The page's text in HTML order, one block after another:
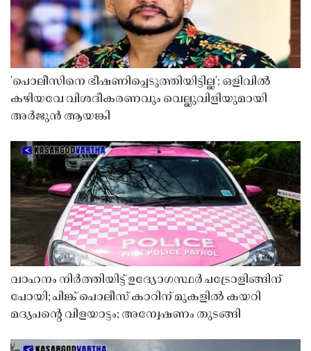
'പൊലീസിനെ ഭീഷണിപ്പെടുത്തിയിട്ടില്ല'; ഒളിവിൽ
കഴിയവേ വിശദീകരണവും വെല്ലുവിളിയുമായി
അർജുൻ ആയങ്കി
വാഹനം നിർത്തിയിട്ട് ഉദ്യോഗസ്ഥർ പട്രോളിങ്ങിന്
പോയി; പിങ്ക് പൊലീസ് കാറിന് മുകളിൽ കയറി
മദ്യപൻ്റെ വിളയാട്ടം; അന്വേഷണം തുടങ്ങി